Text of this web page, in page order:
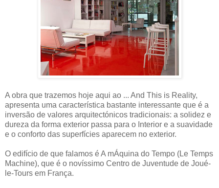
A obra que trazemos hoje aqui ao ... And This is Reality,
apresenta uma característica bastante interessante que é a
inversão de valores arquitectónicos tradicionais: a solidez e
dureza da forma exterior passa para o Interior e a suavidade
e o conforto das superfícies aparecem no exterior.
O edifício de que falamos é A mÁquina do Tempo (Le Temps
Machine), que é o novíssimo Centro de Juventude de Joué-
le-Tours em França.